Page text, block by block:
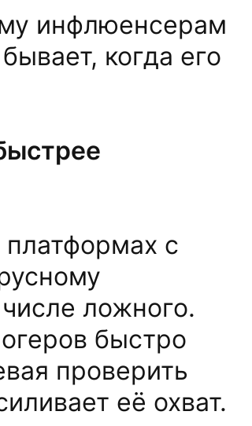
инфлюенсерам
когда его
с
ложного.
быстро
проверить
её охват.